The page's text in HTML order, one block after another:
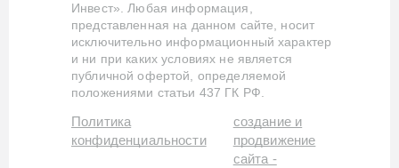
Инвест». Любая информация,
представленная на данном сайте, носит
исключительно информационный характер
и ни при каких условиях не является
публичной офертой, определяемой
положениями статьи 437 ГК РФ.
Политика
конфиденциальности
создание и
продвижение
сайта -